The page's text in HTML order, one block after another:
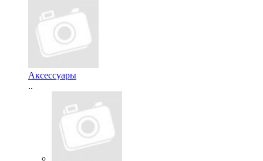
Аксессуары
..